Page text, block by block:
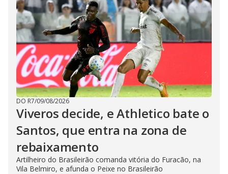
DO R7/09/08/2026
Viveros decide, e Athletico bate o
Santos, que entra na zona de
rebaixamento
Artilheiro do Brasileirão comanda vitória do Furacão, na
Vila Belmiro, e afunda o Peixe no Brasileirão